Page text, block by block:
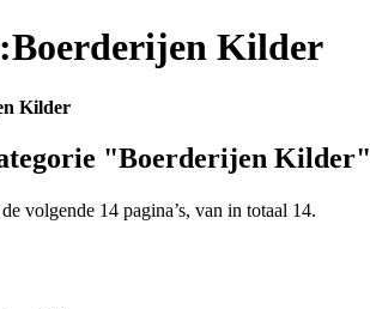
Kilder
Kilder
"Boerderijen Kilder"
volgende 14 pagina’s, van in totaal 14.